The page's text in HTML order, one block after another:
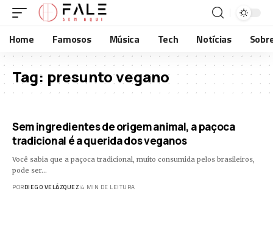
Home Famosos Música Tech Notícias
Tag: presunto vegano
Sem ingredientes de origem animal, a paçoca
tradicional é a querida dos veganos
Você sabia que a paçoca tradicional, muito consumida pelos brasileiros,
pode ser…
PORDIEGO VELÁZQUEZ 4 MIN DE LEITURA